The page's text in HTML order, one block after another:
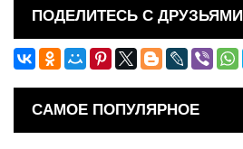
ПОДЕЛИТЕСЬ С ДРУЗЬЯМИ
САМОЕ ПОПУЛЯРНОЕ